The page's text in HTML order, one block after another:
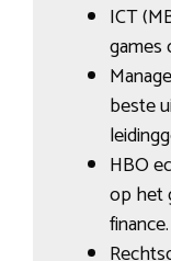
ICT
games
beste
HBO
op het
finance.